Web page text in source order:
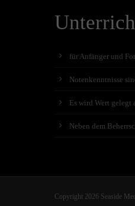
für Anfänger und
Notenkenntnisse
Es wird Wert
Neben dem
Copyright 2026 Seaside